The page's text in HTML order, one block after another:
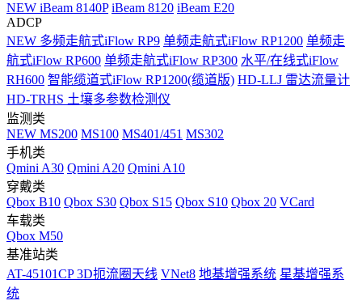
NEW iBeam 8140P iBeam 8120 iBeam E20
ADCP
NEW 多频走航式iFlow RP9 单频走航式iFlow RP1200 单频走
航式iFlow RP600 单频走航式iFlow RP300 水平/在线式iFlow
RH600 智能缆道式iFlow RP1200(缆道版) HD-LLJ 雷达流量计
HD-TRHS 土壤多参数检测仪
监测类
NEW MS200 MS100 MS401/451 MS302
手机类
Qmini A30 Qmini A20 Qmini A10
穿戴类
Qbox B10 Qbox S30 Qbox S15 Qbox S10 Qbox 20 VCard
车载类
Qbox M50
基准站类
AT-45101CP 3D扼流圈天线 VNet8 地基增强系统 星基增强系
统